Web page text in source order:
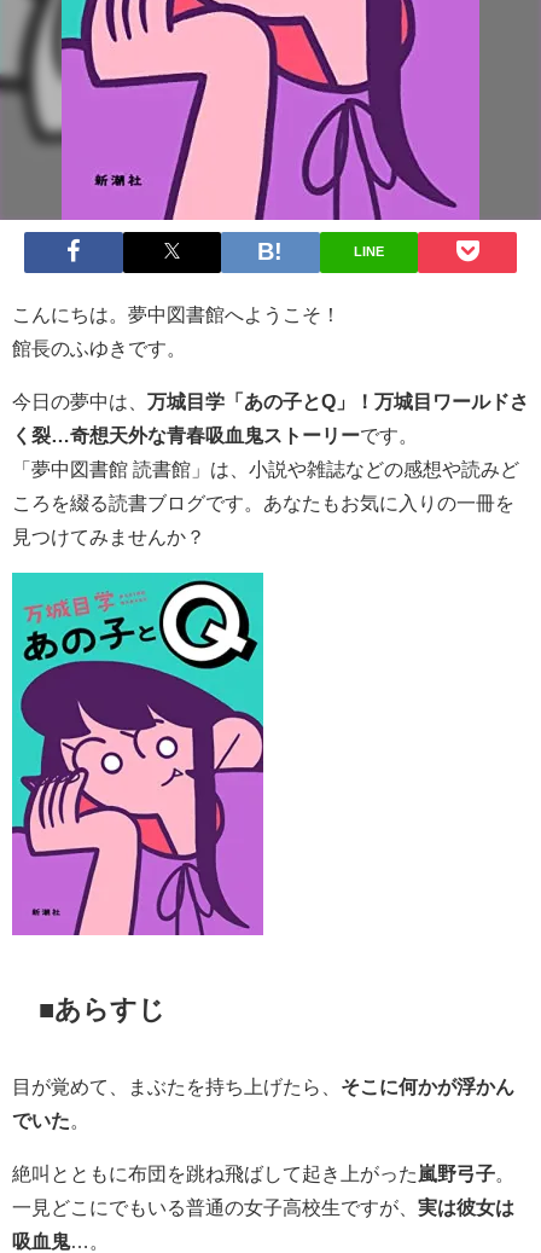
LINE
こんにちは。夢中図書館へようこそ！
館長のふゆきです。
今日の夢中は、 万城目学「あの子とQ」！万城目ワールドさ
く裂…奇想天外な青春吸血鬼ストーリーです。
「夢中図書館 読書館」は、小説や雑誌などの感想や読みど
ころを綴る読書ブログです。あなたもお気に入りの一冊を
見つけてみませんか？
■あらすじ
目が覚めて、まぶたを持ち上げたら、 そこに何かが浮かん
でいた。
絶叫とともに布団を跳ね飛ばして起き上がった 嵐野弓子。
一見どこにでもいる普通の女子高校生ですが、 実は彼女は
吸血鬼…。